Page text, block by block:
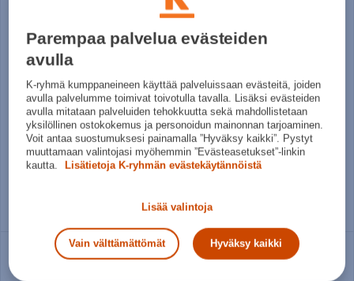
Gymstick
Pro rannetukinauhat - urheilutuki
12,95€
Gymstick
Selkätuki 2.0
24,95€
Norm. hinta:
S/M
Parempaa palvelua evästeiden
avulla
K-ryhmä kumppaneineen käyttää palveluissaan evästeitä, joiden
avulla palvelumme toimivat toivotulla tavalla. Lisäksi evästeiden
avulla mitataan palveluiden tehokkuutta sekä mahdollistetaan
yksilöllinen ostokokemus ja personoidun mainonnan tarjoaminen.
Voit antaa suostumuksesi painamalla ”Hyväksy kaikki”. Pystyt
muuttamaan valintojasi myöhemmin ”Evästeasetukset”-linkin
kautta.
Lisätietoja K-ryhmän evästekäytännöistä
Lisää valintoja
Vain välttämättömät Hyväksy kaikki